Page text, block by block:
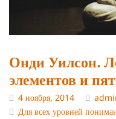
Онди Уилсон.
элементов и
4 ноября, 2014
Для всех уровней